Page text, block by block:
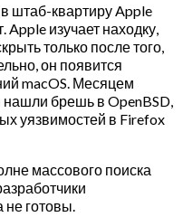
штаб-квартиру Apple
изучает находку,
только после того,
он появится
macOS. Месяцем
брешь в OpenBSD,
уязвимостей в Firefox
массового поиска
не готовы.